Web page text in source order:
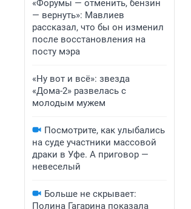
«Форумы — отменить, бензин
— вернуть»: Мавлиев
рассказал, что бы он изменил
после восстановления на
посту мэра
«Ну вот и всё»: звезда
«Дома-2» развелась с
молодым мужем
Посмотрите, как улыбались
на суде участники массовой
драки в Уфе. А приговор —
невеселый
Больше не скрывает:
Полина Гагарина показала